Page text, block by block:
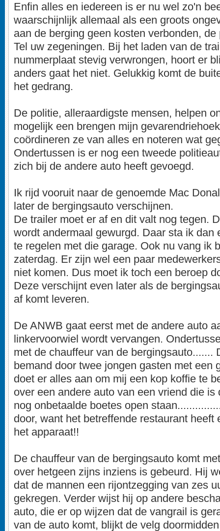
Enfin alles en iedereen is er nu wel zo'n
waarschijnlijk allemaal als een groots
aan de berging geen kosten verbonden,
Tel uw zegeningen. Bij het laden van de
nummerplaat stevig verwrongen, hoort er
anders gaat het niet. Gelukkig komt de
het gedrang.
De politie, alleraardigste mensen, helpen
mogelijk een brengen mijn
coördineren ze van alles en noteren wat
Ondertussen is er nog een tweede
zich bij de andere auto heeft gevoegd.
Ik rijd vooruit naar de genoemde Mac
later de bergingsauto verschijnen.
De trailer moet er af en dit valt nog tegen.
wordt andermaal gewurgd. Daar sta ik dan
te regelen met die garage. Ook nu vang ik
zaterdag. Er zijn wel een paar
niet komen. Dus moet ik toch een beroep
Deze verschijnt even later als de
af komt leveren.
De ANWB gaat eerst met de andere auto
linkervoorwiel wordt vervangen.
met de chauffeur van de bergingsauto.......
bemand door twee jongen gasten met een
doet er alles aan om mij een kop koffie te
over een andere auto van een vriend die is
nog onbetaalde boetes open
door, want het betreffende restaurant heeft
het apparaat!!
De chauffeur van de bergingsauto komt
over hetgeen zijns inziens is gebeurd. Hij
dat de mannen een rijontzegging van zes
gekregen. Verder wijst hij op andere
auto, die er op wijzen dat de vangrail is
van de auto komt, blijkt de velg